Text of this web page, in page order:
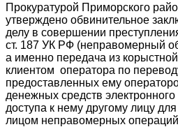
Прокуратурой Приморского
утверждено обвинительное
делу в совершении
ст. 187 УК РФ (неправомерный
а именно передача из
клиентом оператора по
предоставленных ему
денежных средств
доступа к нему другому лицу
лицом неправомерных